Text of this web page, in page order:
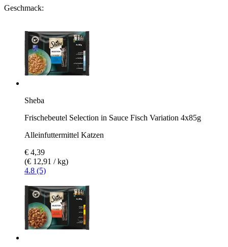
Geschmack:
Sheba
Frischebeutel Selection in Sauce Fisch Variation 4x85g
Alleinfuttermittel Katzen
€ 4,39
(€ 12,91 / kg)
4.8 (5)